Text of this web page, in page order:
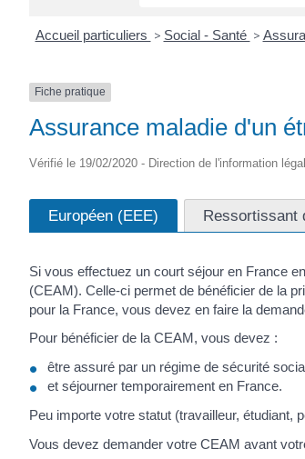
Accueil particuliers > Social - Santé >
Fiche pratique
Assurance maladie d'un
Vérifié le 19/02/2020 - Direction de l'information
Européen (EEE) Ressortissant
Si vous effectuez un court séjour en France
(CEAM). Celle-ci permet de bénéficier de la
pour la France, vous devez en faire la
Pour bénéficier de la CEAM, vous devez :
être assuré par un régime de sécurité
et séjourner temporairement en France.
Peu importe votre statut (travailleur, étudiant,
Vous devez demander votre CEAM avant